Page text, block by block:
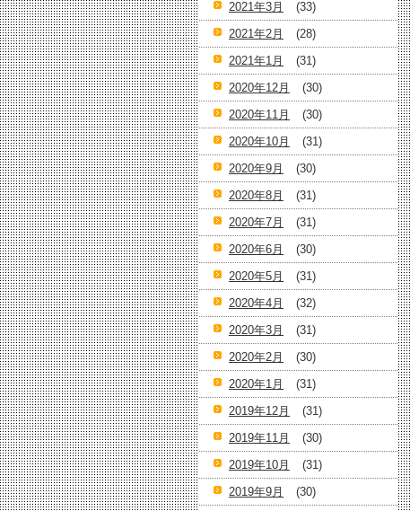
2021年3月
(33)
2021年2月
(28)
2021年1月
(31)
2020年12月
(30)
2020年11月
(30)
2020年10月
(31)
2020年9月
(30)
2020年8月
(31)
2020年7月
(31)
2020年6月
(30)
2020年5月
(31)
2020年4月
(32)
2020年3月
(31)
2020年2月
(30)
2020年1月
(31)
2019年12月
(31)
2019年11月
(30)
2019年10月
(31)
2019年9月
(30)